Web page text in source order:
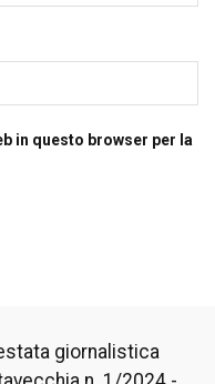
in questo browser per la
giornalistica